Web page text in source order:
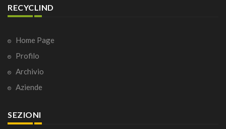
RECYCLIND
Home Page
Profilo
Archivio
Aziende
SEZIONI